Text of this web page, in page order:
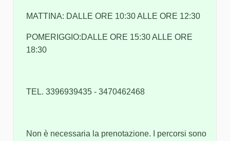
MATTINA: DALLE ORE 10:30 ALLE ORE 12:30
POMERIGGIO:DALLE ORE 15:30 ALLE ORE
18:30
TEL. 3396939435 - 3470462468
Non è necessaria la prenotazione. I percorsi sono